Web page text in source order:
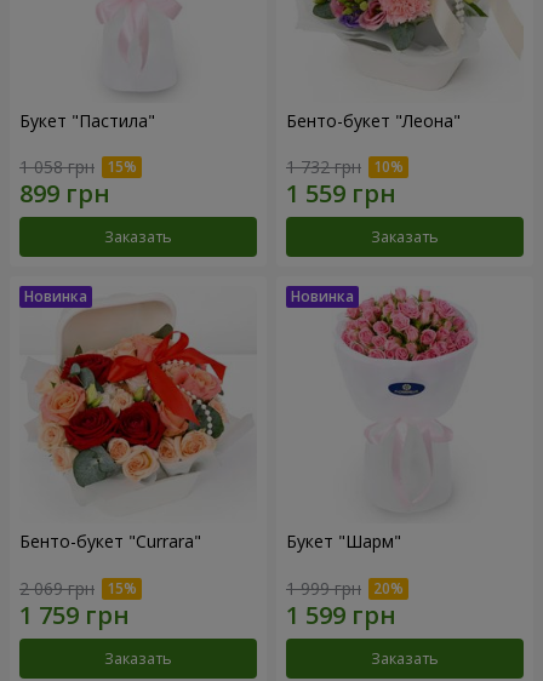
Букет "Пастила"
1 058 грн
Заказать
Бенто-букет "Леона"
1 732 грн
Заказать
Бенто-букет "Currara"
2 069 грн
Заказать
Букет "Шарм"
1 999 грн
Заказать